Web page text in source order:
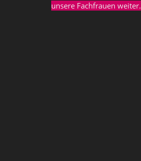
unsere Fachfrauen weiter.